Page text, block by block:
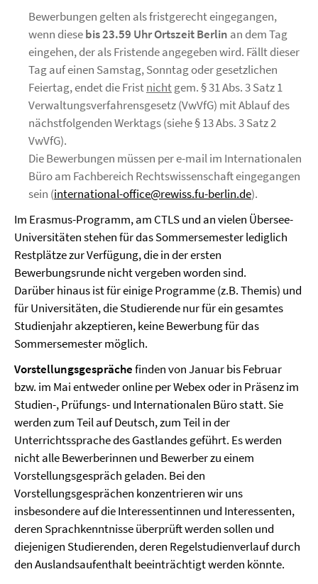
Bewerbungen gelten als fristgerecht eingegangen,
wenn diesebis 23.59 Uhr Ortszeit Berlin an dem Tag
eingehen, der als Fristende angegeben wird. Fällt dieser
Tag auf einen Samstag, Sonntag oder gesetzlichen
Feiertag, endet die Fristnichtgem. § 31 Abs. 3 Satz 1
Verwaltungsverfahrensgesetz (VwVfG) mit Ablauf des
nächstfolgenden Werktags (siehe § 13 Abs. 3 Satz 2
VwVfG).
Die Bewerbungen müssen per e-mail im Internationalen
Büro am Fachbereich Rechtswissenschaft eingegangen
sein (international-office@rewiss.fu-berlin.de).
Im Erasmus-Programm, am CTLS und an vielen Übersee-
Universitäten stehen für das Sommersemester lediglich
Restplätze zur Verfügung, die in der ersten
Bewerbungsrunde nicht vergeben worden sind.
Darüber hinaus ist für einige Programme (z.B. Themis) und
für Universitäten, die Studierende nur für ein gesamtes
Studienjahr akzeptieren, keine Bewerbung für das
Sommersemester möglich.
Vorstellungsgesprächefinden von Januar bis Februar
bzw. im Mai entweder online per Webex oder in Präsenz im
Studien-, Prüfungs- und Internationalen Büro statt. Sie
werden zum Teil auf Deutsch, zum Teil in der
Unterrichtssprache des Gastlandes geführt. Es werden
nicht alle Bewerberinnen und Bewerber zu einem
Vorstellungsgespräch geladen. Bei den
Vorstellungsgesprächen konzentrieren wir uns
insbesondere auf die Interessentinnen und Interessenten,
deren Sprachkenntnisse überprüft werden sollen und
diejenigen Studierenden, deren Regelstudienverlauf durch
den Auslandsaufenthalt beeinträchtigt werden könnte.